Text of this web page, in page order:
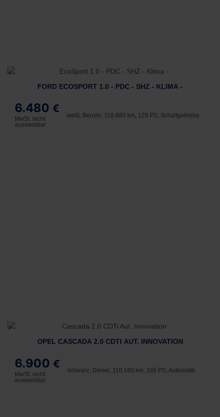
FORD ECOSPORT 1.0 - PDC - SHZ - KLIMA -
6.480 €
MwSt. nicht
ausweisbar
weiß, Benzin, 118.880 km, 126 PS, Schaltgetriebe
OPEL CASCADA 2.0 CDTI AUT. INNOVATION
6.900 €
MwSt. nicht
ausweisbar
schwarz, Diesel, 110.160 km, 165 PS, Automatik